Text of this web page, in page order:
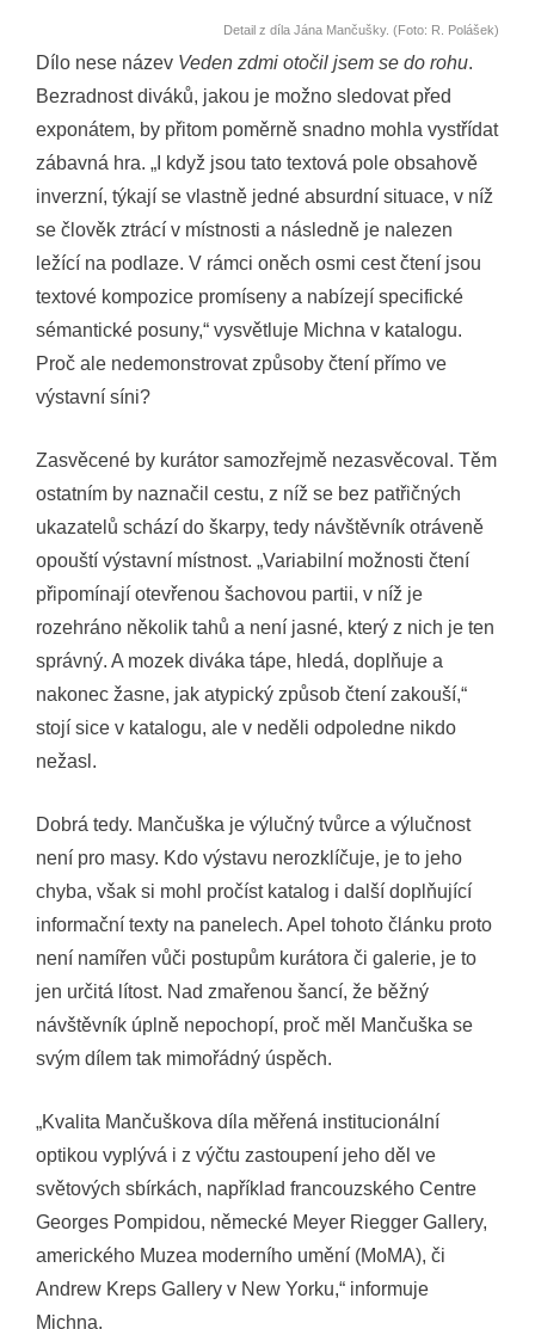
Detail z díla Jána Mančušky. (Foto: R. Polášek)
Dílo nese název Veden zdmi otočil jsem se do rohu.
Bezradnost diváků, jakou je možno sledovat před
exponátem, by přitom poměrně snadno mohla vystřídat
zábavná hra. „I když jsou tato textová pole obsahově
inverzní, týkají se vlastně jedné absurdní situace, v níž
se člověk ztrácí v místnosti a následně je nalezen
ležící na podlaze. V rámci oněch osmi cest čtení jsou
textové kompozice promíseny a nabízejí specifické
sémantické posuny,“ vysvětluje Michna v katalogu.
Proč ale nedemonstrovat způsoby čtení přímo ve
výstavní síni?
Zasvěcené by kurátor samozřejmě nezasvěcoval. Těm
ostatním by naznačil cestu, z níž se bez patřičných
ukazatelů schází do škarpy, tedy návštěvník otráveně
opouští výstavní místnost. „Variabilní možnosti čtení
připomínají otevřenou šachovou partii, v níž je
rozehráno několik tahů a není jasné, který z nich je ten
správný. A mozek diváka tápe, hledá, doplňuje a
nakonec žasne, jak atypický způsob čtení zakouší,“
stojí sice v katalogu, ale v neděli odpoledne nikdo
nežasl.
Dobrá tedy. Mančuška je výlučný tvůrce a výlučnost
není pro masy. Kdo výstavu nerozklíčuje, je to jeho
chyba, však si mohl pročíst katalog i další doplňující
informační texty na panelech. Apel tohoto článku proto
není namířen vůči postupům kurátora či galerie, je to
jen určitá lítost. Nad zmařenou šancí, že běžný
návštěvník úplně nepochopí, proč měl Mančuška se
svým dílem tak mimořádný úspěch.
„Kvalita Mančuškova díla měřená institucionální
optikou vyplývá i z výčtu zastoupení jeho děl ve
světových sbírkách, například francouzského Centre
Georges Pompidou, německé Meyer Riegger Gallery,
amerického Muzea moderního umění (MoMA), či
Andrew Kreps Gallery v New Yorku,“ informuje
Michna.